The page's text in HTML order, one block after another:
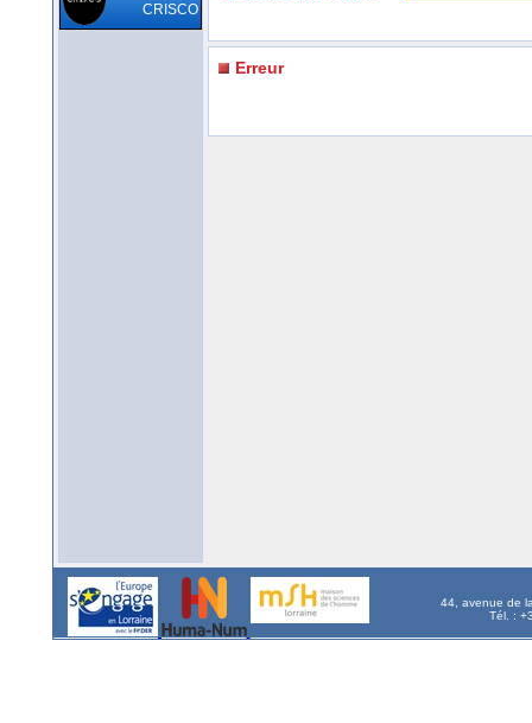
CRISCO
Erreur
44, avenue de
Tél. :